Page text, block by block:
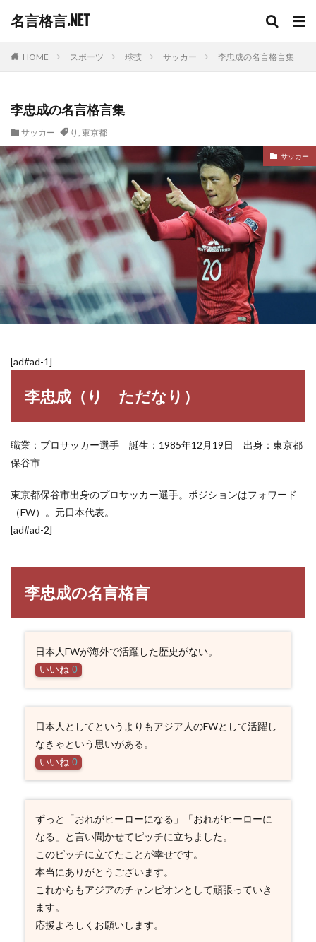
名言格言.NET
HOME スポーツ 球技 サッカー 李忠成の名言格言集
李忠成の名言格言集
サッカー り , 東京都
サッカー
[ad#ad-1]
李忠成（り ただなり）
職業：プロサッカー選手 誕生：1985年12月19日 出身：東京都
保谷市
東京都保谷市出身のプロサッカー選手。ポジションはフォワード
（FW）。元日本代表。
[ad#ad-2]
李忠成の名言格言
日本人FWが海外で活躍した歴史がない。
いいね 0
日本人としてというよりもアジア人のFWとして活躍し
なきゃという思いがある。
いいね 0
ずっと「おれがヒーローになる」「おれがヒーローに
なる」と言い聞かせてピッチに立ちました。
このピッチに立てたことが幸せです。
本当にありがとうございます。
これからもアジアのチャンピオンとして頑張っていき
ます。
応援よろしくお願いします。